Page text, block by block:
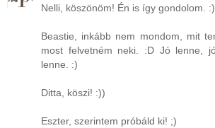
Nelli, köszönöm! Én is így gondolom.
Beastie, inkább nem mondom, mit
most felvetném neki. :D Jó lenne,
lenne. :)
Ditta, köszi! :))
Eszter, szerintem próbáld ki! ;)